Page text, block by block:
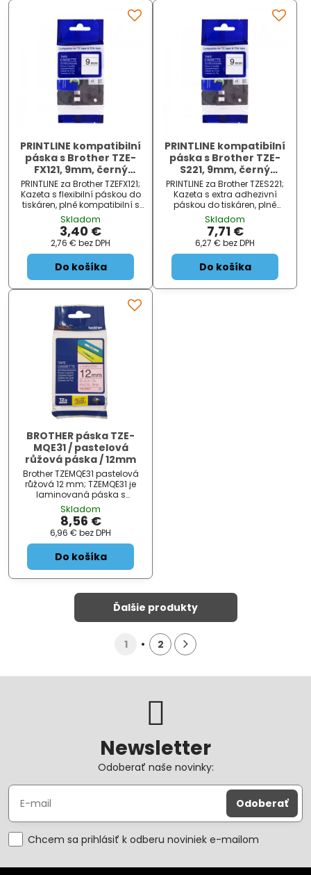
PRINTLINE kompatibilní
páska s Brother TZE-
FX121, 9mm, černý
tisk/půsvitný podklad,
flexibilní
PRINTLINE za Brother TZEFX121;
Kazeta s flexibilní páskou do
tiskáren, plně kompatibilní s
páskami Brother. Pásky jsou
testovány v náročných
podmínkách: vhodné pro 80
až 150°C a odolává i
chemikáliím. Jsou ideální p...
Skladom
3,40 €
2,76 € bez DPH
Do košíka
PRINTLINE kompatibilní
páska s Brother TZE-
S221, 9mm, černý
tisk/bílý podklad, extra
adhezivní
PRINTLINE za Brother TZES221;
Kazeta s extra adhezivní
páskou do tiskáren, plně
kompatibilní s páskami
Brother. Pásky jsou testovány
v náročných podmínkách:
vhodné pro 80 až 150°C a
odolává i chemikáliím. Jsou
ideál...
Skladom
7,71 €
6,27 € bez DPH
Do košíka
BROTHER páska TZE-
MQE31 / pastelová
růžová páska / 12mm
Brother TZEMQE31 pastelová
růžová 12 mm; TZEMQE31 je
laminovaná páska s
pastelově růžovým
podkladem, barva tisku je
černá s hladkým a rovným
povrchem. Díky laminaci je
páska odolní proti
slunečnímu svitu,
povětrnost...
Skladom
8,56 €
6,96 € bez DPH
Do košíka
Ďalšie produkty
1 2
Newsletter
Odoberať naše novinky:
Odoberať
Chcem sa prihlásiť k odberu noviniek e-mailom